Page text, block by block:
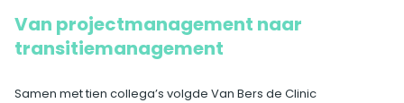
Van projectmanagement naar
transitiemanagement
Samen met tien collega’s volgde Van Bers de Clinic